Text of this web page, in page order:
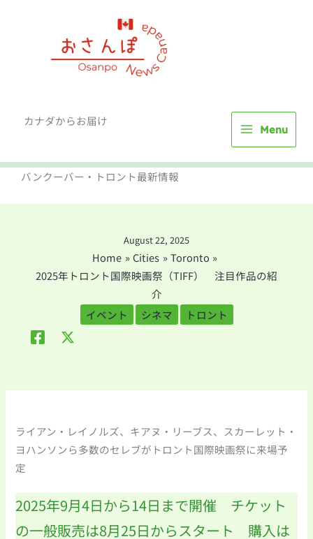
カナダからお届け
Menu
バンクーバー・トロント最新情報
August 22, 2025
Home Cities
Toronto
2025年トロント国際映画祭（TIFF） 注目作品の紹
介
イベント
シネマ トロント
ライアン・レイノルズ、キアヌ・リーブス、スカーレット・
ヨハンソンら多数のセレブがトロント国際映画祭に来場予
定
2025年9月4日から14日まで開催 チケット
の一般販売は8月25日からスタート 購入は